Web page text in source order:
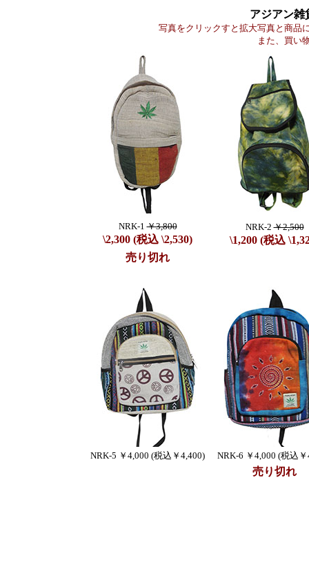
アジアン
写真をクリックすと拡大写真と商品
また、買い
NRK-1￥3,800
\2,300 (税込 \2,530)
NRK-2￥2,500
\1,200 (税込
売り切れ
NRK-5 ￥4,000 (税込￥4,400) NRK-6 ￥4,000 (税込
売り切れ